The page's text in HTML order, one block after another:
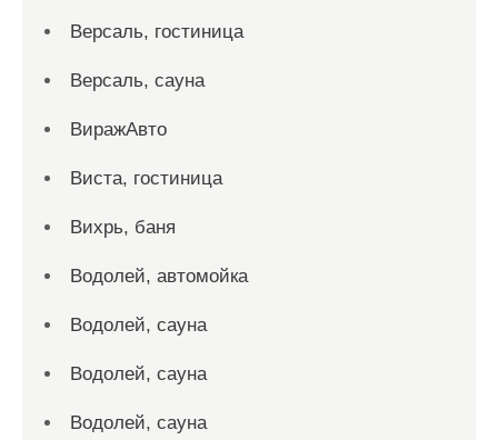
Версаль, гостиница
Версаль, сауна
ВиражАвто
Виста, гостиница
Вихрь, баня
Водолей, автомойка
Водолей, сауна
Водолей, сауна
Водолей, сауна